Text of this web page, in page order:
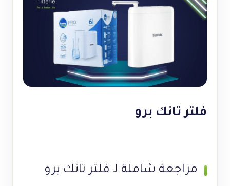
فلتر تانك برو
مراجعة شاملة لـ فلتر تانك برو